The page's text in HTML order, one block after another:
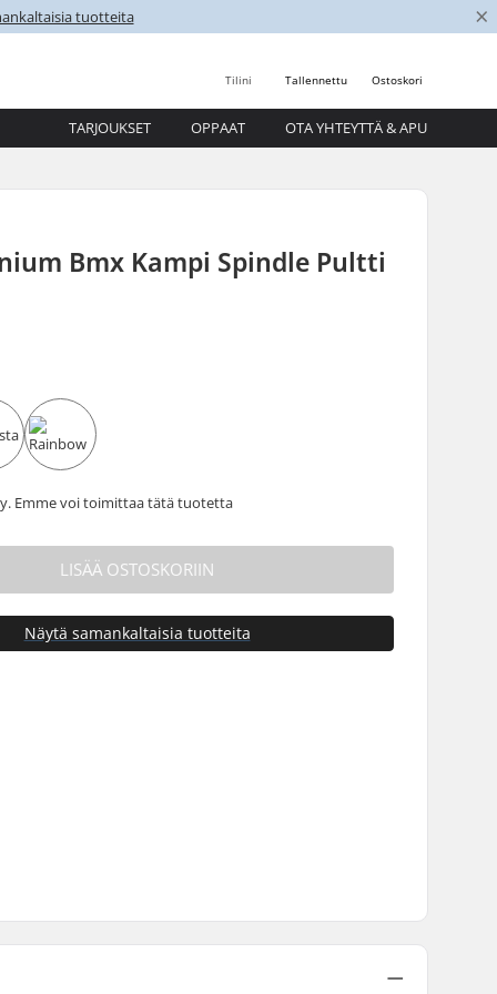
tuotteita ×
Ostoskori
Tallennettu
Tilini
TARJOUKSET OPPAAT OTA YHTEYTTÄ & APU
Bmx Kampi Spindle Pultti
Emme voi toimittaa tätä tuotetta
LISÄÄ OSTOSKORIIN
Näytä samankaltaisia tuotteita